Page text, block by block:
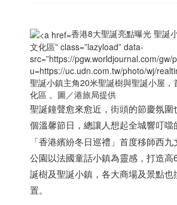
香港8大聖誕亮點曝光 聖誕
文化區” class=”lazyload” data-
src=”https://pgw.worldjournal.com/gw/
u=https://uc.udn.com.tw/photo/wj/
聖誕小鎮主角20米聖誕樹與聖誕小屋，
化區 。圖／港旅局提供
聖誕鐘聲愈來愈近，街頭的節慶氛圍
個溫馨節日，總讓人想起全城響叮噹
「香港繽紛冬日巡禮」首度移師西九
公園以法國童話小鎮為靈感，打造高
誕樹及聖誕小鎮，各大商場及景點也
置。